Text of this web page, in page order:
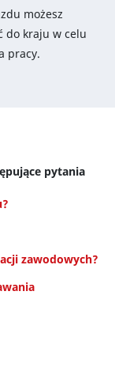
możesz
do kraju w celu
pracy.
pytania
zawodowych?